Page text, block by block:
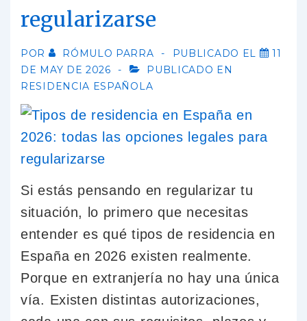
regularizarse
POR RÓMULO PARRA PUBLICADO EL
11
DE MAY DE 2026
PUBLICADO EN
RESIDENCIA ESPAÑOLA
Si estás pensando en regularizar tu
situación, lo primero que necesitas
entender es qué tipos de residencia en
España en 2026 existen realmente.
Porque en extranjería no hay una única
vía. Existen distintas autorizaciones,